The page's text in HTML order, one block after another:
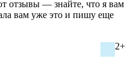
отзывы — знайте, что я вам
вам уже это и пишу еще
2+